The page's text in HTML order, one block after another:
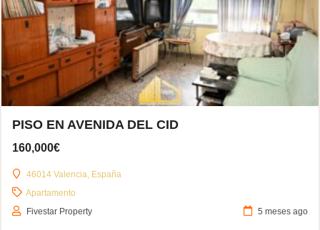
PISO EN AVENIDA DEL CID
160,000€
46014 Valencia, España
Apartamento
Fivestar Property
5 meses ago